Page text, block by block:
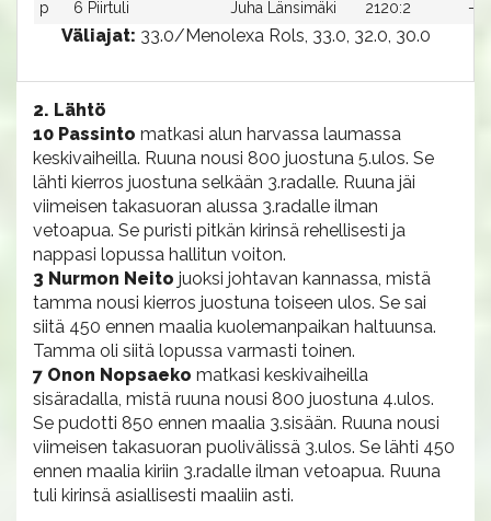
p
6 Piirtuli Juha Länsimäki 2120:2 -
Väliajat: 33.0/Menolexa Rols, 33.0, 32.0, 30.0
2. Lähtö
10 Passinto matkasi alun harvassa laumassa
keskivaiheilla. Ruuna nousi 800 juostuna 5.ulos. Se
lähti kierros juostuna selkään 3.radalle. Ruuna jäi
viimeisen takasuoran alussa 3.radalle ilman
vetoapua. Se puristi pitkän kirinsä rehellisesti ja
nappasi lopussa hallitun voiton.
3 Nurmon Neito juoksi johtavan kannassa, mistä
tamma nousi kierros juostuna toiseen ulos. Se sai
siitä 450 ennen maalia kuolemanpaikan haltuunsa.
Tamma oli siitä lopussa varmasti toinen.
7 Onon Nopsaeko matkasi keskivaiheilla
sisäradalla, mistä ruuna nousi 800 juostuna 4.ulos.
Se pudotti 850 ennen maalia 3.sisään. Ruuna nousi
viimeisen takasuoran puolivälissä 3.ulos. Se lähti 450
ennen maalia kiriin 3.radalle ilman vetoapua. Ruuna
tuli kirinsä asiallisesti maaliin asti.